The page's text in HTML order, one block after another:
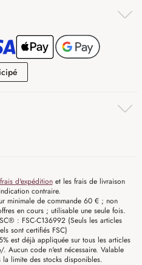
frais d'expéditionet les frais de livraison
contraire.
minimale de commande 60 € ; non
en cours ; utilisable une seule fois.
: FSC-C136992 (Seuls les articles
sont certifiés FSC)
est déjà appliquée sur tous les articles
code n'est nécessaire. Valable
limite des stocks disponibles.